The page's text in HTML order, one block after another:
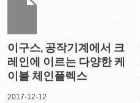
이구스, 공작기계에서 크
레인에 이르는 다양한 케
이블 체인플렉스
2017-12-12